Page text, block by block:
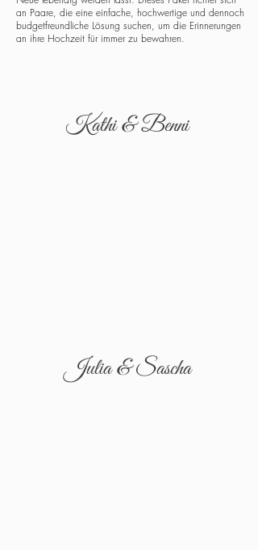
an Paare, die eine einfache, hochwertige und dennoch
budgetfreundliche Lösung suchen, um die Erinnerungen
an ihre Hochzeit für immer zu bewahren.
Kathi & Benni
Julia & Sascha